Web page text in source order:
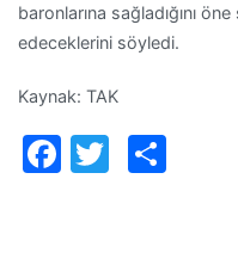
baronlarına sağladığını
edeceklerini söyledi.
Kaynak: TAK
Facebook
Twitter